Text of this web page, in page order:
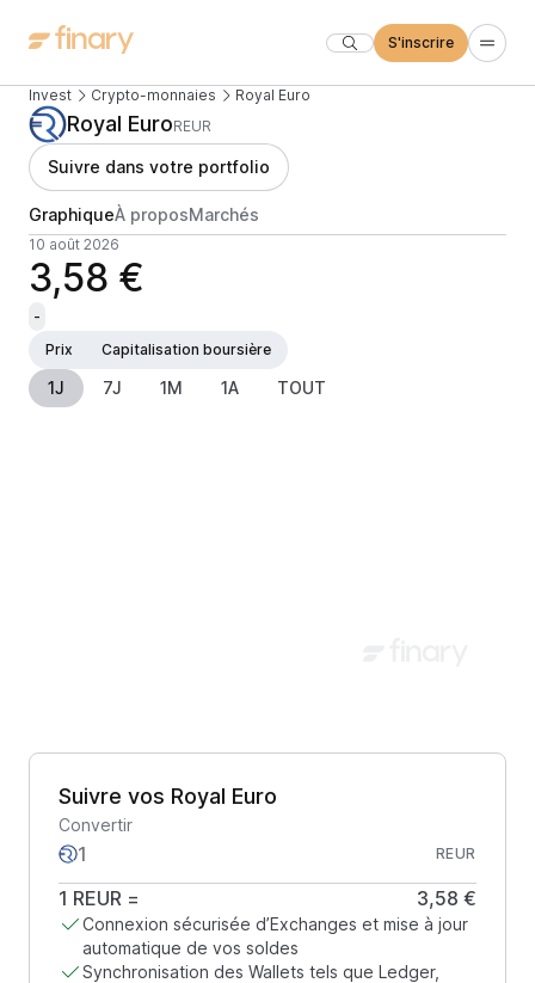
S'inscrire
Invest Crypto-monnaies Royal Euro
Royal EuroREUR
Suivre dans votre portfolio
GraphiqueÀ proposMarchés
10 août 2026
3,58 €
-
Prix
Capitalisation boursière
1J 7J 1M 1A TOUT
Suivre vos Royal Euro
Convertir
REUR
1 REUR = 3,58 €
Connexion sécurisée d’Exchanges et mise à jour
automatique de vos soldes
Synchronisation des Wallets tels que Ledger,